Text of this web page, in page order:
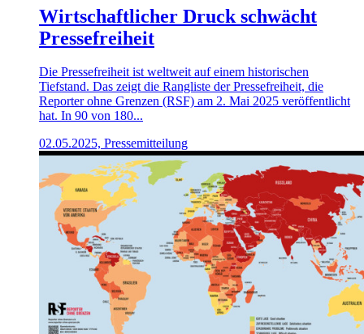
Wirtschaftlicher Druck schwächt
Pressefreiheit
Die Pressefreiheit ist weltweit auf einem historischen
Tiefstand. Das zeigt die Rangliste der Pressefreiheit, die
Reporter ohne Grenzen (RSF) am 2. Mai 2025 veröffentlicht
hat. In 90 von 180...
02.05.2025, Pressemitteilung